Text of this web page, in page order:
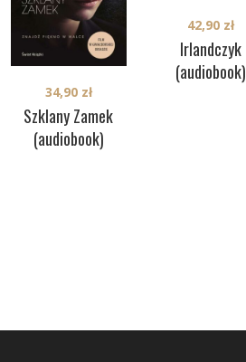
Szklany Zamek
(audiobook)
34,90 zł
Irlandczyk
(audiobook)
42,90 zł